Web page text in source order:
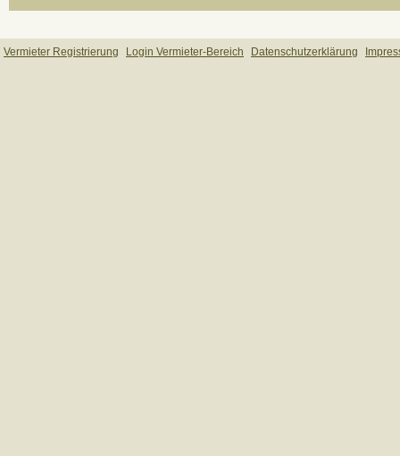
Vermieter Registrierung Login Vermieter-Bereich Datenschutzerklärung